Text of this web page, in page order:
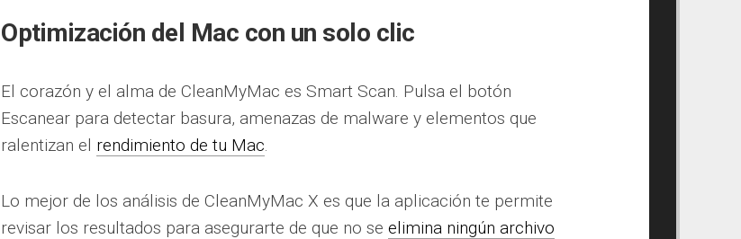
Optimización del Mac con un solo clic
El corazón y el alma de CleanMyMac es Smart Scan. Pulsa el botón
Escanear para detectar basura, amenazas de malware y elementos que
ralentizan el rendimiento de tu Mac.
Lo mejor de los análisis de CleanMyMac X es que la aplicación te permite
revisar los resultados para asegurarte de que no se elimina ningún archivo